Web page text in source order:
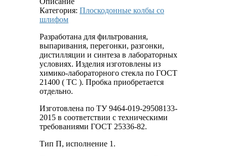
Категория: Плоскодонные колбы со
шлифом
Разработана для фильтрования,
выпаривания, перегонки, разгонки,
дистилляции и синтеза в лабораторных
условиях. Изделия изготовлены из
химико-лабораторного стекла по ГОСТ
21400 ( ТС ). Пробка приобретается
отдельно.
Изготовлена по ТУ 9464-019-29508133-
2015 в соответствии с техническими
требованиями ГОСТ 25336-82.
Тип П, исполнение 1.